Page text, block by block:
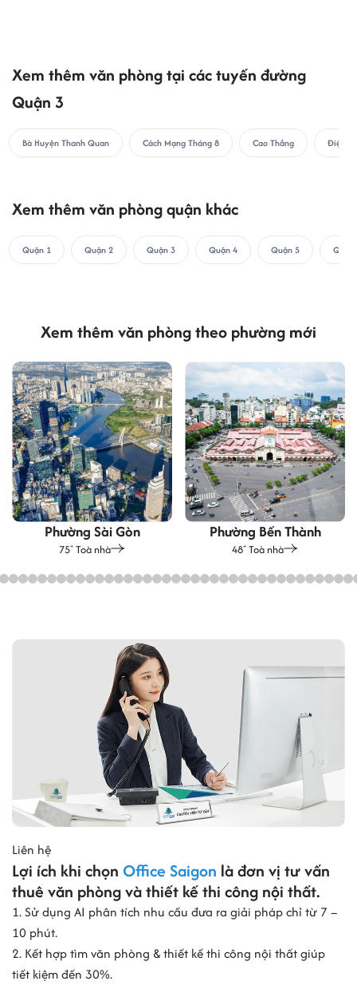
Xem thêm văn phòng tại các tuyến đường
Quận 3
Bà Huyện Thanh Quan Cách Mạng Tháng 8 Cao Thắng Điện
Xem thêm văn phòng quận khác
Quận 1 Quận 2 Quận 3 Quận 4 Quận 5 Quận
Xem thêm văn phòng theo phường mới
Phường Sài Gòn
75+ Toà nhà
Phường Bến Thành
48+ Toà nhà
Liên hệ
Lợi ích khi chọn Office Saigon là đơn vị tư vấn
thuê văn phòng và thiết kế thi công nội thất.
1. Sử dụng AI phân tích nhu cầu đưa ra giải pháp chỉ từ 7 –
10 phút.
2. Kết hợp tìm văn phòng & thiết kế thi công nội thất giúp
tiết kiệm đến 30%.